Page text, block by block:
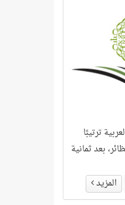
ترتيبًا
بعد ثمانية
المزيد